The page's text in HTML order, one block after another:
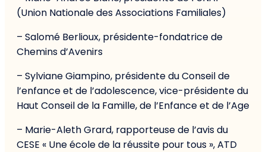
(Union Nationale des Associations Familiales)
– Salomé Berlioux, présidente-fondatrice de
Chemins d’Avenirs
– Sylviane Giampino, présidente du Conseil de
l’enfance et de l’adolescence, vice-présidente du
Haut Conseil de la Famille, de l’Enfance et de l’Age
– Marie-Aleth Grard, rapporteuse de l’avis du
CESE « Une école de la réussite pour tous », ATD